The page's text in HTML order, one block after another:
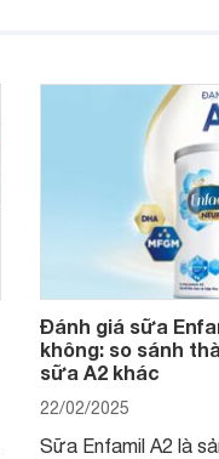
thể gì, hãy cùng
hiểu ngay trong bài
Đánh giá sữa
không: so sánh
sữa A2 khác
22/02/2025
Sữa Enfamil A2 là